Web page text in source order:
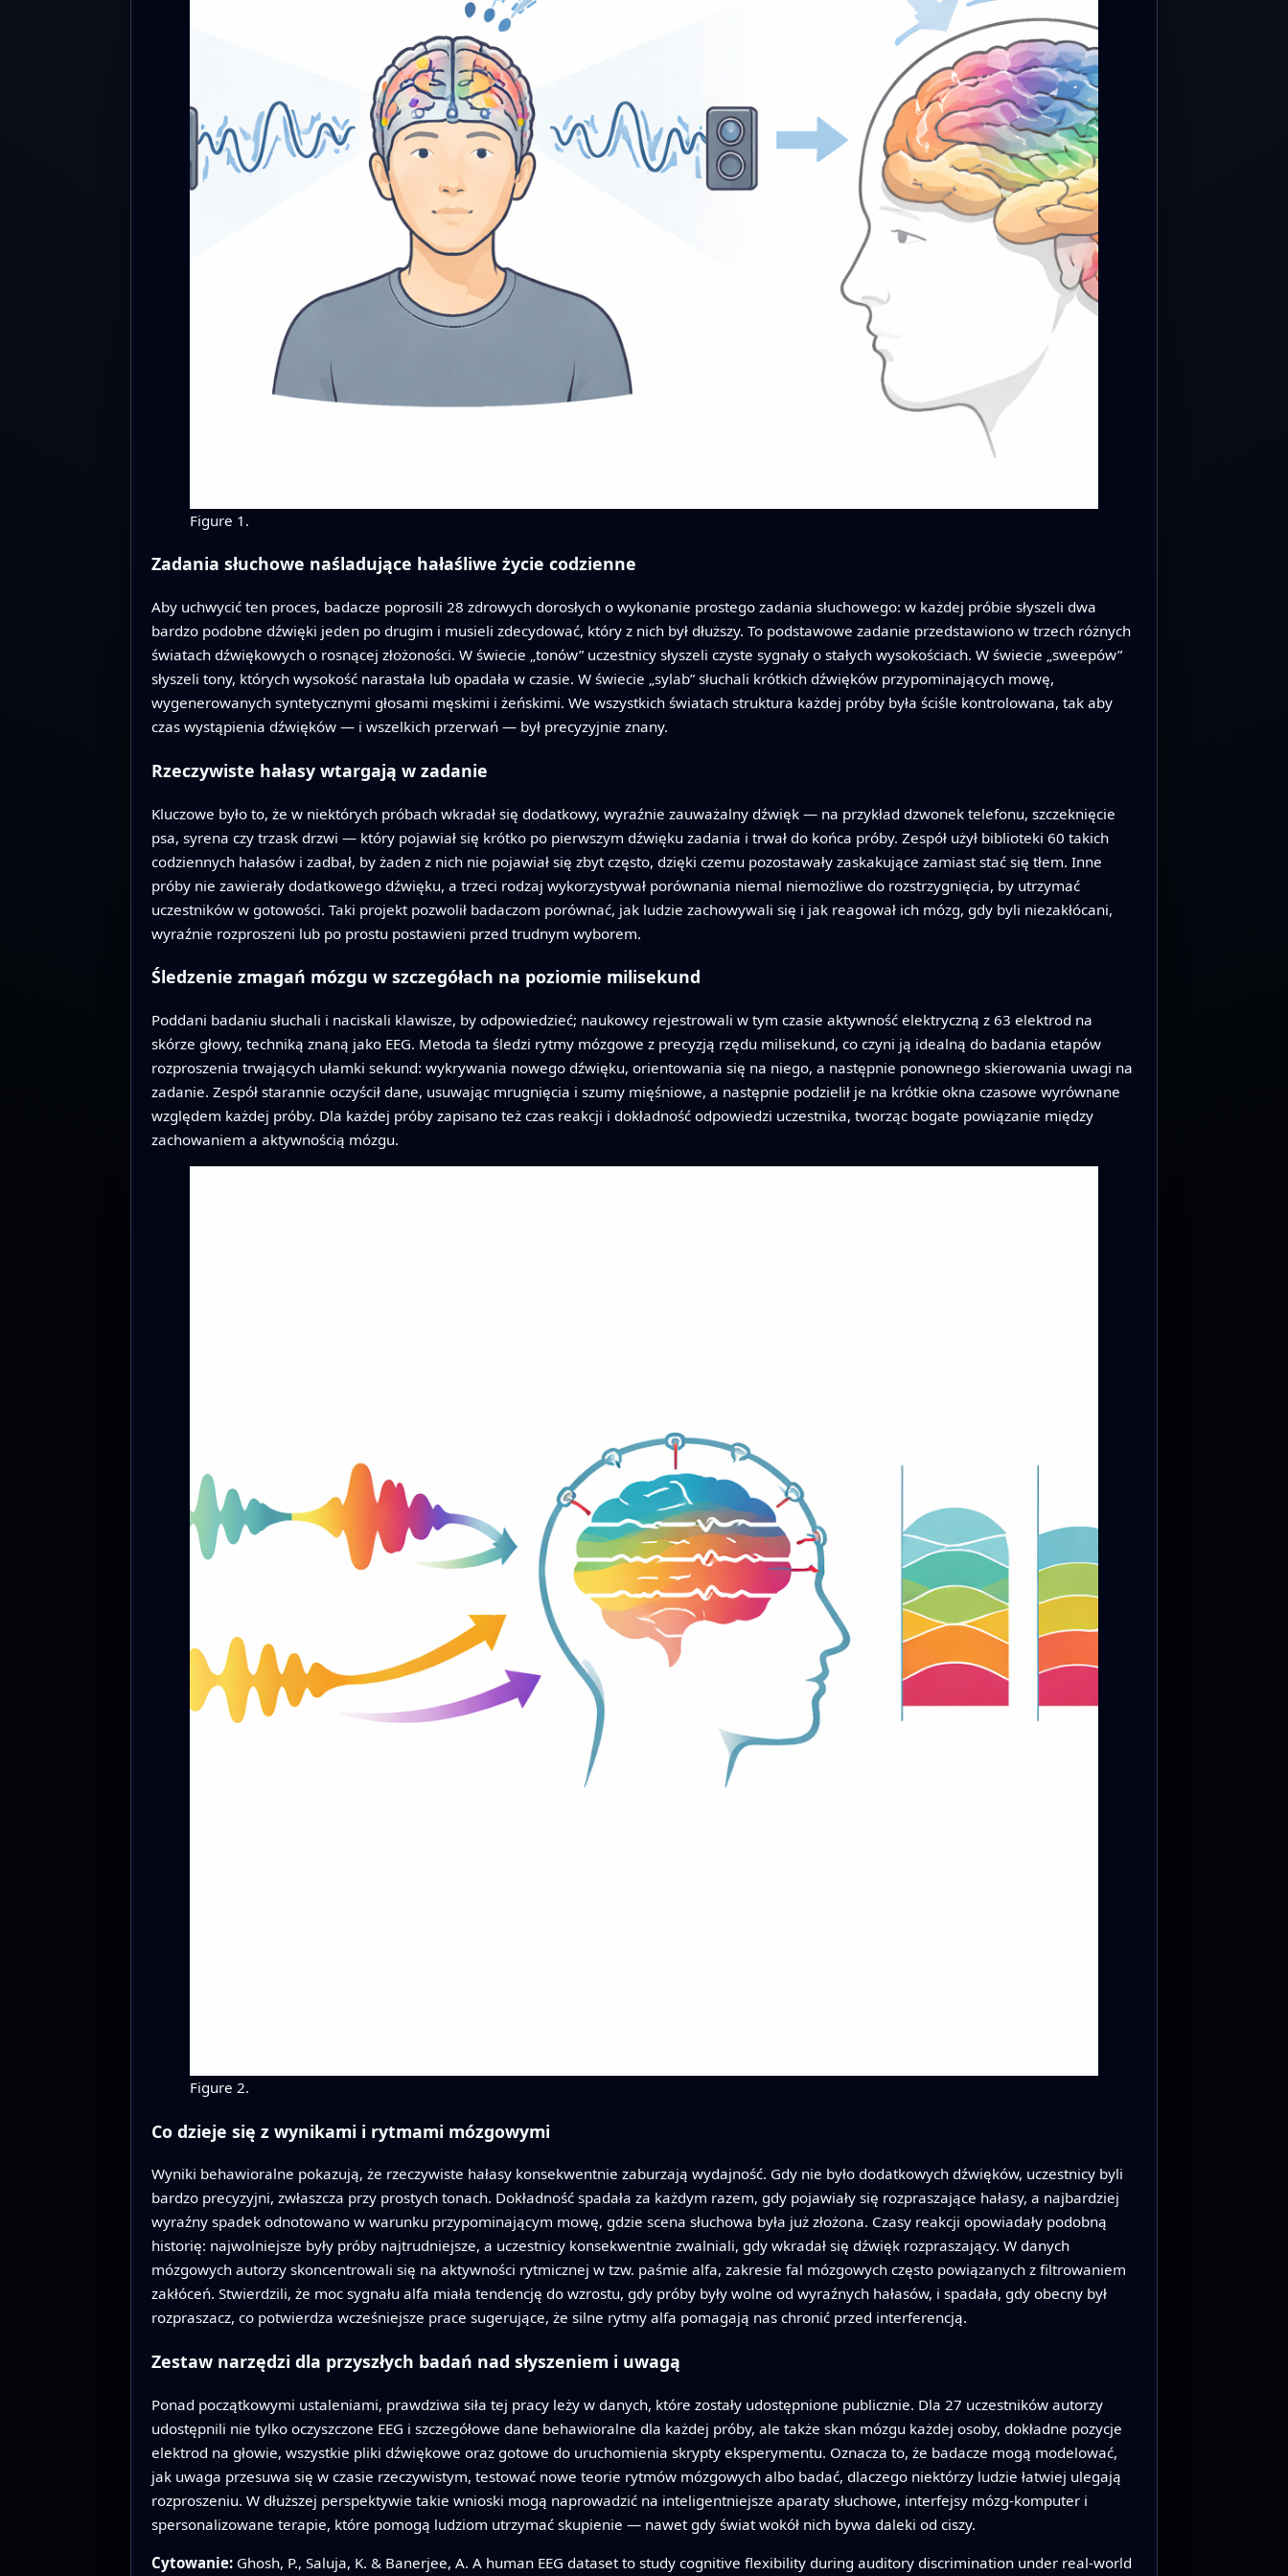
Figure 1.
Zadania słuchowe naśladujące hałaśliwe życie codzienne
Aby uchwycić ten proces, badacze poprosili 28 zdrowych dorosłych o wykonanie prostego zadania słuchowego: w każdej próbie słyszeli dwa
bardzo podobne dźwięki jeden po drugim i musieli zdecydować, który z nich był dłuższy. To podstawowe zadanie przedstawiono w trzech różnych
światach dźwiękowych o rosnącej złożoności. W świecie „tonów” uczestnicy słyszeli czyste sygnały o stałych wysokościach. W świecie „sweepów”
słyszeli tony, których wysokość narastała lub opadała w czasie. W świecie „sylab” słuchali krótkich dźwięków przypominających mowę,
wygenerowanych syntetycznymi głosami męskimi i żeńskimi. We wszystkich światach struktura każdej próby była ściśle kontrolowana, tak aby
czas wystąpienia dźwięków — i wszelkich przerwań — był precyzyjnie znany.
Rzeczywiste hałasy wtargają w zadanie
Kluczowe było to, że w niektórych próbach wkradał się dodatkowy, wyraźnie zauważalny dźwięk — na przykład dzwonek telefonu, szczeknięcie
psa, syrena czy trzask drzwi — który pojawiał się krótko po pierwszym dźwięku zadania i trwał do końca próby. Zespół użył biblioteki 60 takich
codziennych hałasów i zadbał, by żaden z nich nie pojawiał się zbyt często, dzięki czemu pozostawały zaskakujące zamiast stać się tłem. Inne
próby nie zawierały dodatkowego dźwięku, a trzeci rodzaj wykorzystywał porównania niemal niemożliwe do rozstrzygnięcia, by utrzymać
uczestników w gotowości. Taki projekt pozwolił badaczom porównać, jak ludzie zachowywali się i jak reagował ich mózg, gdy byli niezakłócani,
wyraźnie rozproszeni lub po prostu postawieni przed trudnym wyborem.
Śledzenie zmagań mózgu w szczegółach na poziomie milisekund
Poddani badaniu słuchali i naciskali klawisze, by odpowiedzieć; naukowcy rejestrowali w tym czasie aktywność elektryczną z 63 elektrod na
skórze głowy, techniką znaną jako EEG. Metoda ta śledzi rytmy mózgowe z precyzją rzędu milisekund, co czyni ją idealną do badania etapów
rozproszenia trwających ułamki sekund: wykrywania nowego dźwięku, orientowania się na niego, a następnie ponownego skierowania uwagi na
zadanie. Zespół starannie oczyścił dane, usuwając mrugnięcia i szumy mięśniowe, a następnie podzielił je na krótkie okna czasowe wyrównane
względem każdej próby. Dla każdej próby zapisano też czas reakcji i dokładność odpowiedzi uczestnika, tworząc bogate powiązanie między
zachowaniem a aktywnością mózgu.
Figure 2.
Co dzieje się z wynikami i rytmami mózgowymi
Wyniki behawioralne pokazują, że rzeczywiste hałasy konsekwentnie zaburzają wydajność. Gdy nie było dodatkowych dźwięków, uczestnicy byli
bardzo precyzyjni, zwłaszcza przy prostych tonach. Dokładność spadała za każdym razem, gdy pojawiały się rozpraszające hałasy, a najbardziej
wyraźny spadek odnotowano w warunku przypominającym mowę, gdzie scena słuchowa była już złożona. Czasy reakcji opowiadały podobną
historię: najwolniejsze były próby najtrudniejsze, a uczestnicy konsekwentnie zwalniali, gdy wkradał się dźwięk rozpraszający. W danych
mózgowych autorzy skoncentrowali się na aktywności rytmicznej w tzw. paśmie alfa, zakresie fal mózgowych często powiązanych z filtrowaniem
zakłóceń. Stwierdzili, że moc sygnału alfa miała tendencję do wzrostu, gdy próby były wolne od wyraźnych hałasów, i spadała, gdy obecny był
rozpraszacz, co potwierdza wcześniejsze prace sugerujące, że silne rytmy alfa pomagają nas chronić przed interferencją.
Zestaw narzędzi dla przyszłych badań nad słyszeniem i uwagą
Ponad początkowymi ustaleniami, prawdziwa siła tej pracy leży w danych, które zostały udostępnione publicznie. Dla 27 uczestników autorzy
udostępnili nie tylko oczyszczone EEG i szczegółowe dane behawioralne dla każdej próby, ale także skan mózgu każdej osoby, dokładne pozycje
elektrod na głowie, wszystkie pliki dźwiękowe oraz gotowe do uruchomienia skrypty eksperymentu. Oznacza to, że badacze mogą modelować,
jak uwaga przesuwa się w czasie rzeczywistym, testować nowe teorie rytmów mózgowych albo badać, dlaczego niektórzy ludzie łatwiej ulegają
rozproszeniu. W dłuższej perspektywie takie wnioski mogą naprowadzić na inteligentniejsze aparaty słuchowe, interfejsy mózg-komputer i
spersonalizowane terapie, które pomogą ludziom utrzymać skupienie — nawet gdy świat wokół nich bywa daleki od ciszy.
Cytowanie: Ghosh, P., Saluja, K. & Banerjee, A. A human EEG dataset to study cognitive flexibility during auditory discrimination under real-world